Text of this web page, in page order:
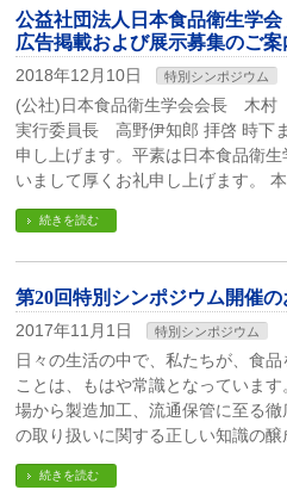
公益社団法人日本食品衛生学
広告掲載および展示募集のご案
2018年12月10日 特別シンポジウム
(公社)日本食品衛生学会会長 木村
実行委員長 高野伊知郎 拝啓 時下
申し上げます。平素は日本食品衛
いまして厚くお礼申し上げます。
続きを読む
第20回特別シンポジウム開催
2017年11月1日 特別シンポジウム
日々の生活の中で、私たちが、食
ことは、もはや常識となっていま
場から製造加工、流通保管に至る
の取り扱いに関する正しい知識の醸
続きを読む